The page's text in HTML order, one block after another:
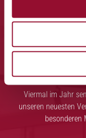
Jetzt
Viermal im Jahr
unseren neuesten
besonderen